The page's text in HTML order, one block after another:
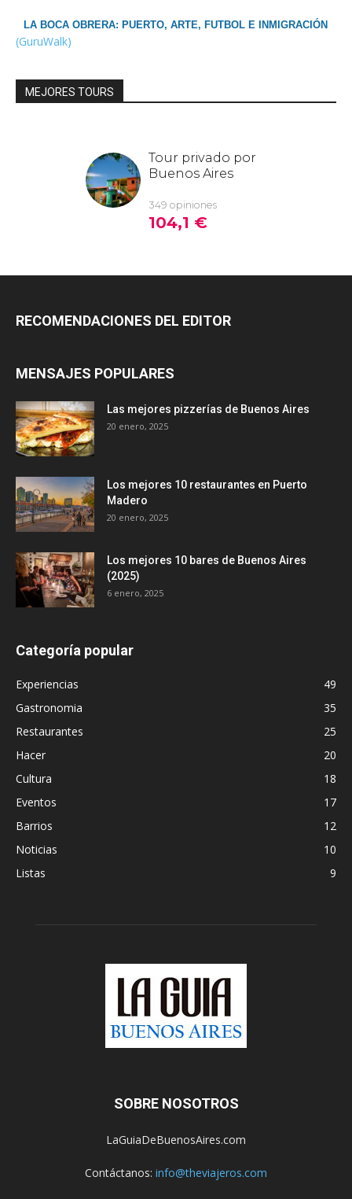
LA BOCA OBRERA: PUERTO, ARTE, FUTBOL E INMIGRACIÓN
(GuruWalk)
MEJORES TOURS
RECOMENDACIONES DEL EDITOR
MENSAJES POPULARES
Las mejores pizzerías de Buenos Aires
20 enero, 2025
Los mejores 10 restaurantes en Puerto
Madero
20 enero, 2025
Los mejores 10 bares de Buenos Aires
(2025)
6 enero, 2025
Categoría popular
Experiencias
49
Gastronomia
35
Restaurantes
25
Hacer
20
Cultura
18
Eventos
17
Barrios
12
Noticias
10
Listas
9
SOBRE NOSOTROS
LaGuiaDeBuenosAires.com
Contáctanos: info@theviajeros.com